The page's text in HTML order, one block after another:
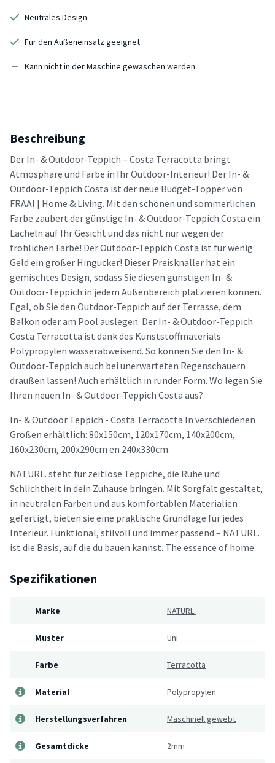
Neutrales Design
Für den Außeneinsatz geeignet
Kann nicht in der Maschine gewaschen werden
Beschreibung
Der In- & Outdoor-Teppich – Costa Terracotta bringt
Atmosphäre und Farbe in Ihr Outdoor-Interieur! Der In- &
Outdoor-Teppich Costa ist der neue Budget-Topper von
FRAAI | Home & Living. Mit den schönen und sommerlichen
Farbe zaubert der günstige In- & Outdoor-Teppich Costa ein
Lächeln auf Ihr Gesicht und das nicht nur wegen der
fröhlichen Farbe! Der Outdoor-Teppich Costa ist für wenig
Geld ein großer Hingucker! Dieser Preisknaller hat ein
gemischtes Design, sodass Sie diesen günstigen In- &
Outdoor-Teppich in jedem Außenbereich platzieren können.
Egal, ob Sie den Outdoor-Teppich auf der Terrasse, dem
Balkon oder am Pool auslegen. Der In- & Outdoor-Teppich
Costa Terracotta ist dank des Kunststoffmaterials
Polypropylen wasserabweisend. So können Sie den In- &
Outdoor-Teppich auch bei unerwarteten Regenschauern
draußen lassen! Auch erhältlich in runder Form. Wo legen Sie
Ihren neuen In- & Outdoor-Teppich Costa aus?
In- & Outdoor Teppich - Costa Terracotta In verschiedenen
Größen erhältlich: 80x150cm, 120x170cm, 140x200cm,
160x230cm, 200x290cm en 240x330cm.
NATURL. steht für zeitlose Teppiche, die Ruhe und
Schlichtheit in dein Zuhause bringen. Mit Sorgfalt gestaltet,
in neutralen Farben und aus komfortablen Materialien
gefertigt, bieten sie eine praktische Grundlage für jedes
Interieur. Funktional, stilvoll und immer passend – NATURL.
ist die Basis, auf die du bauen kannst. The essence of home.
Spezifikationen
Marke NATURL.
Muster Uni
Farbe Terracotta
Material Polypropylen
Herstellungsverfahren Maschinell gewebt
Gesamtdicke 2mm